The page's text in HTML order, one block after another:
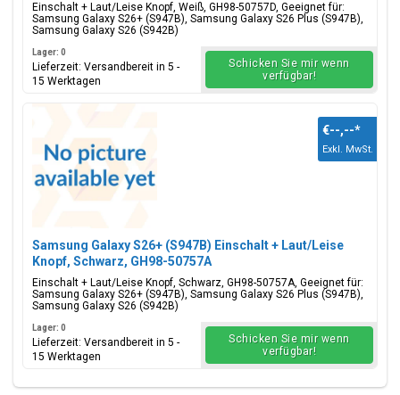
Einschalt + Laut/Leise Knopf, Weiß, GH98-50757D, Geeignet für:
Samsung Galaxy S26+ (S947B), Samsung Galaxy S26 Plus (S947B),
Samsung Galaxy S26 (S942B)
Lager: 0
Lieferzeit: Versandbereit in 5 -
15 Werktagen
Schicken Sie mir wenn
verfügbar!
Samsung Galaxy S26+ (S947B) Einschalt + Laut/Leise
Knopf, Schwarz, GH98-50757A
Einschalt + Laut/Leise Knopf, Schwarz, GH98-50757A, Geeignet für:
Samsung Galaxy S26+ (S947B), Samsung Galaxy S26 Plus (S947B),
Samsung Galaxy S26 (S942B)
€--,--*
Exkl. MwSt.
Lager: 0
Lieferzeit: Versandbereit in 5 -
15 Werktagen
Schicken Sie mir wenn
verfügbar!